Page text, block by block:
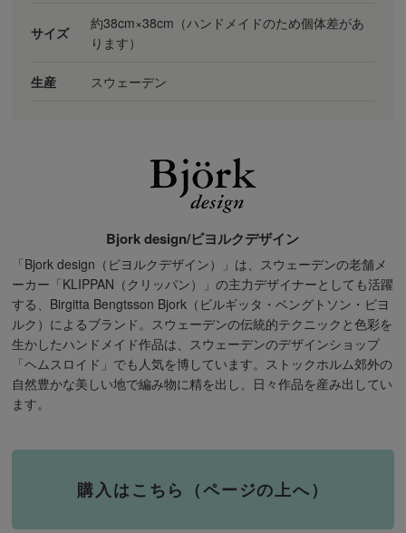
サイズ
約38cm×38cm（ハンドメイドのため個体差があ
ります）
生産 スウェーデン
Bjork design/ビヨルクデザイン
「Bjork design（ビヨルクデザイン）」は、スウェーデンの老舗メ
ーカー「KLIPPAN（クリッパン）」の主力デザイナーとしても活躍
する、Birgitta Bengtsson Bjork（ビルギッタ・ベングトソン・ビヨ
ルク）によるブランド。スウェーデンの伝統的テクニックと色彩を
生かしたハンドメイド作品は、スウェーデンのデザインショップ
「ヘムスロイド」でも人気を博しています。ストックホルム郊外の
自然豊かな美しい地で編み物に精を出し、日々作品を産み出してい
ます。
購入はこちら（ページの上へ）